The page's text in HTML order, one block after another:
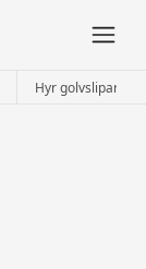
Hyr golvslipar